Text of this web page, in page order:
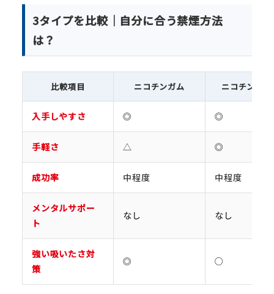
3タイプを比較｜自分に合う禁煙方法
は？
比較項目 ニコチンガム ニコチンパ
入手しやすさ ◎ ◎
手軽さ △ ◎
成功率 中程度 中程度
メンタルサポー
ト
なし なし
強い吸いたさ対
策
◎ ○